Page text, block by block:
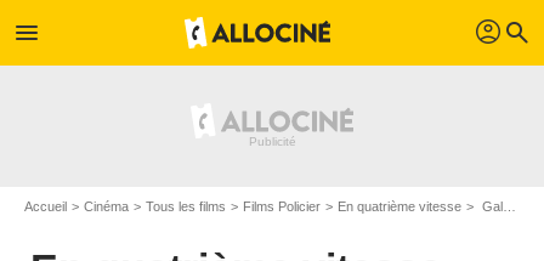
menu profil search
Accueil Cinéma Tous les films Films Policier En quatrième vitesse Galerie photos du film En quatrième vitesse